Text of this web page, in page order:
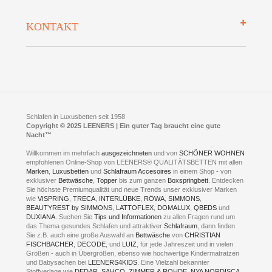
Preisgarantie
Presse
Jobs
Fotoalbum
Kontakt
KONTAKT
Neuer Showroom für unsere Onlineartikel.
Kontakt via:WhatsApp
Kontakt via:eMail
mögliche Zeiten für eine Showroom Terminreservierung
MO und DI geschlossen
MI - FR 11 bis 17 Uhr
SA 11 bis 15 Uhr
Schlafen in Luxusbetten seit 1958
Copyright © 2025 LEENERS | Ein guter Tag braucht eine gute
Nacht™
Willkommen im mehrfachausgezeichnetenund vonSCHÖNER WOHNEN
empfohlenen Online-Shop von LEENERS® QUALITÄTSBETTEN mit allen
Marken Luxusbetten undSchlafraum Accesoires in einem Shop - von
exklusiver Bettwäsche ,Topper bis zum ganzen Boxspringbett . Entdecken
Sie höchste Premiumqualität und neue Trends unser exklusiver Marken
wieVISPRING ,TRECA INTERLÜBKE RÖWA ,SIMMONS
BEAUTYREST by SIMMONS LATTOFLEX DOMALUX ,QBEDS und
DUXIANA . Suchen SieTips und Informationen zu allen Fragen rund um
das Thema gesundes Schlafen und attraktiverSchlafraum , dann finden
Sie z.B. auch eine große Auswahl an Bettwäsche vonCHRISTIAN
FISCHBACHER
DECODE , und LUIZ , für jede Jahreszeit und in vielen
Größen - auch in Übergrößen, ebenso wie hochwertige Kindermatratzen
und Babysachen bei LEENERS4KIDS . Eine Vielzahl bekannter